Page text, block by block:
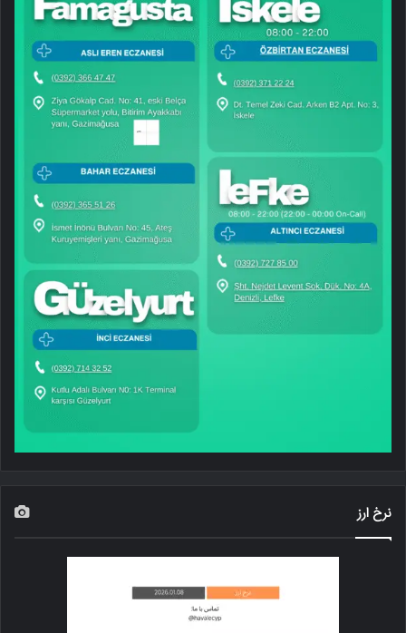
نرخ ارز